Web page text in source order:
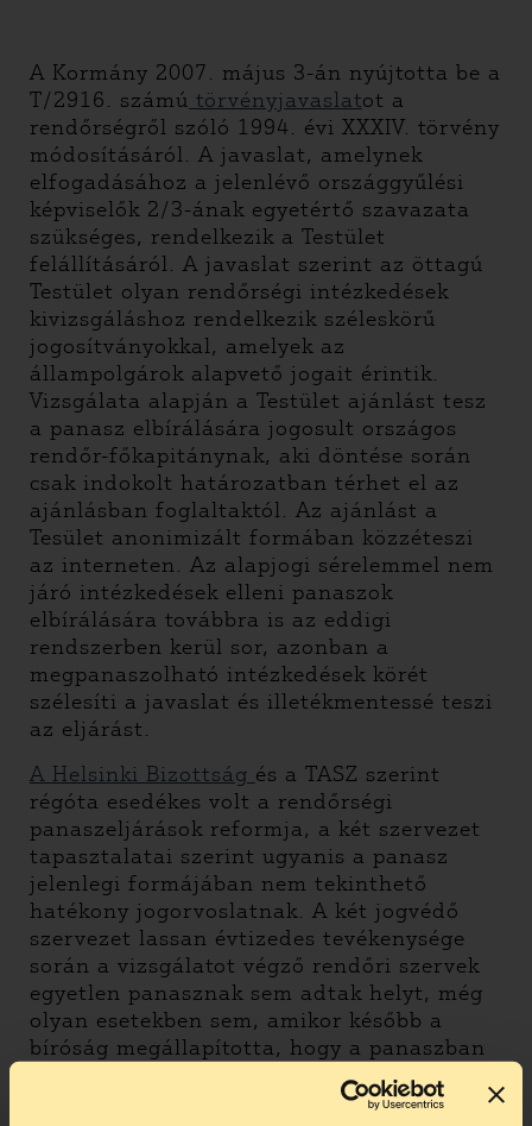
A Kormány 2007. május 3-án nyújtotta be a
T/2916. számú törvényjavaslatot a
rendőrségről szóló 1994. évi XXXIV. törvény
módosításáról. A javaslat, amelynek
elfogadásához a jelenlévő országgyűlési
képviselők 2/3-ának egyetértő szavazata
szükséges, rendelkezik a Testület
felállításáról. A javaslat szerint az öttagú
Testület olyan rendőrségi intézkedések
kivizsgáláshoz rendelkezik széleskörű
jogosítványokkal, amelyek az
állampolgárok alapvető jogait érintik.
Vizsgálata alapján a Testület ajánlást tesz
a panasz elbírálására jogosult országos
rendőr-főkapitánynak, aki döntése során
csak indokolt határozatban térhet el az
ajánlásban foglaltaktól. Az ajánlást a
Tesület anonimizált formában közzéteszi
az interneten. Az alapjogi sérelemmel nem
járó intézkedések elleni panaszok
elbírálására továbbra is az eddigi
rendszerben kerül sor, azonban a
megpanaszolható intézkedések körét
szélesíti a javaslat és illetékmentessé teszi
az eljárást.
A Helsinki Bizottság és a TASZ szerint
régóta esedékes volt a rendőrségi
panaszeljárások reformja, a két szervezet
tapasztalatai szerint ugyanis a panasz
jelenlegi formájában nem tekinthető
hatékony jogorvoslatnak. A két jogvédő
szervezet lassan évtizedes tevékenysége
során a vizsgálatot végző rendőri szervek
egyetlen panasznak sem adtak helyt, még
olyan esetekben sem, amikor később a
bíróság megállapította, hogy a panaszban
sérelmezett cselekmény bűncselekmény
volt. Az ORFK által a két szervezet